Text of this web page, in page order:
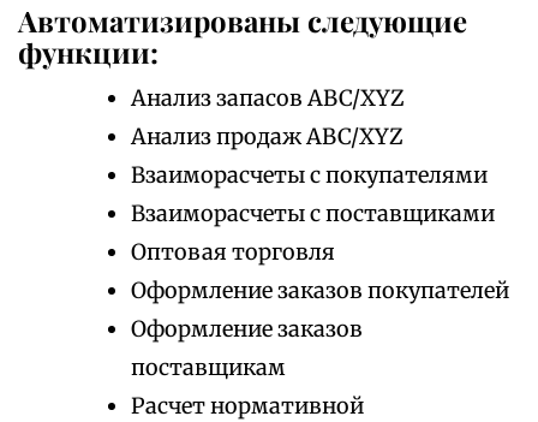
Автоматизированы следующие
функции:
Анализ запасов ABC/XYZ
Анализ продаж ABC/XYZ
Взаиморасчеты с покупателями
Взаиморасчеты с поставщиками
Оптовая торговля
Оформление заказов покупателей
Оформление заказов
поставщикам
Расчет нормативной